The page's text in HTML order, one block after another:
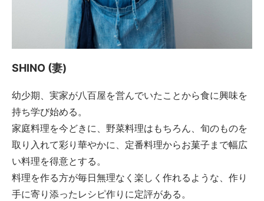
SHINO (妻)
幼少期、実家が八百屋を営んでいたことから食に興味を
持ち学び始める。
家庭料理を今どきに、野菜料理はもちろん、旬のものを
取り入れて彩り華やかに、定番料理からお菓子まで幅広
い料理を得意とする。
料理を作る方が毎日無理なく楽しく作れるような、作り
手に寄り添ったレシピ作りに定評がある。